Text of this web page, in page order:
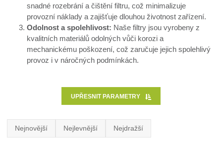
snadné rozebrání a čištění filtru, což minimalizuje
provozní náklady a zajišťuje dlouhou životnost zařízení.
Odolnost a spolehlivost: Naše filtry jsou vyrobeny z
kvalitních materiálů odolných vůči korozi a
mechanickému poškození, což zaručuje jejich spolehlivý
provoz i v náročných podmínkách.
UPŘESNIT PARAMETRY
Nejnovější Nejlevnější Nejdražší